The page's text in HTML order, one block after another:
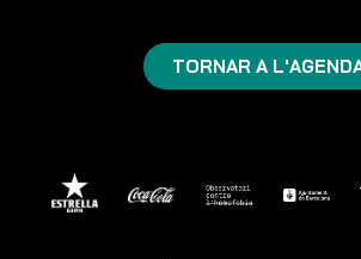
TORNAR A